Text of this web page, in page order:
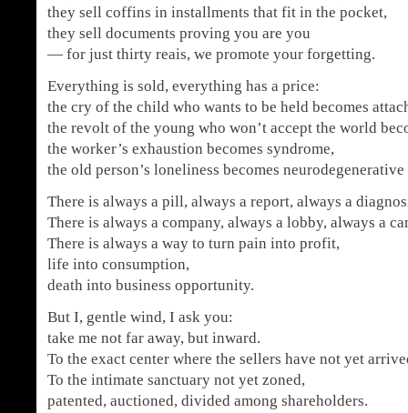
they sell coffins in installments that fit in the pocket,
they sell documents proving you are you
— for just thirty reais, we promote your forgetting.
Everything is sold, everything has a price:
the cry of the child who wants to be held becomes
the revolt of the young who won’t accept the world
the worker’s exhaustion becomes syndrome,
the old person’s loneliness becomes neurodegenerative
There is always a pill, always a report, always a
There is always a company, always a lobby, always a
There is always a way to turn pain into profit,
life into consumption,
death into business opportunity.
But I, gentle wind, I ask you:
take me not far away, but inward.
To the exact center where the sellers have not yet
To the intimate sanctuary not yet zoned,
patented, auctioned, divided among shareholders.